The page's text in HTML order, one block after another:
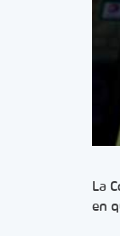
La
en